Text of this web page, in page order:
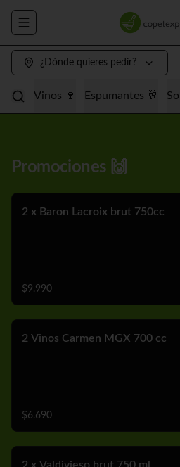
Abrir menu de navegación
¿Dónde quieres pedir?
Promociones 🙌 Cervezas 🍺
Promociones 🙌
2 x Baron Lacroix brut 750cc
$9.990
2 Vinos Carmen MGX 700 cc
$6.690